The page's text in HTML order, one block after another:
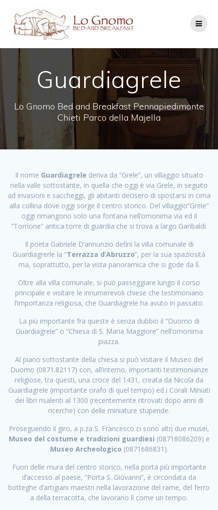
contenuto
Guardiagrele
Lo Gnomo Bed and Breakfast Pennapiedimonte
Chieti Parco della Majella
Il nome Guardiagrele deriva da “Grele”, un villaggio situato
nella valle sottostante, in quella che oggi è via Grele, in seguito
ad invasioni e saccheggi, gli abitanti decisero di spostarsi in cima
alla collina dove oggi sorge il centro storico. Del villaggio“Grele”
oggi rimangono solo una fontana nell’omonima via ed il
“Torrione” antica torre di guardia che si trova a largo Garibaldi.
Il poeta Gabriele D’annunzio definì la villa comunale di
Guardiagrerle la “Terrazza d’Abruzzo”, per la sua spaziosità
ma, soprattutto, per la vista panoramica che si gode da lì.
Oltre alla villa comunale, si può passeggiare lungo il corso
principale e visitare le innumerevoli chiese che testimoniano
l’importanza religiosa, che Guardiagrele ha avuto in passato.
La più importante fra queste è senza dubbio il “Duomo di
Guardiagrele” o “Chiesa di S. Maria Maggiore” nell’omonima
piazza.
Al piano sottostante della chiesa si può visitare il Museo del
Duomo (0871.82117) con, all’interno, importanti testimonianze
religiose, tra questi, una croce del 1431, creata da Nicola da
Guardiagrele (importante orafo di quel tempo) ed i Corali Miniati
dei libri risalenti al 1300 (recentemente ritrovati dopo anni di
ricerche) con delle miniature stupende.
Proseguendo il giro, a p.za S. Francesco ci sono altri due musei,
Museo del costume e tradizioni guardiesi (08718086209) e
Museo Archeologico (0871686831).
Fuori delle mura del centro storico, nella porta più importante
d’accesso al paese, “Porta S. Giovanni”, è circondata da
botteghe d’artigiani maestri nella lavorazione del rame, del ferro
a della terracotta, che lavorano lì come un tempo.